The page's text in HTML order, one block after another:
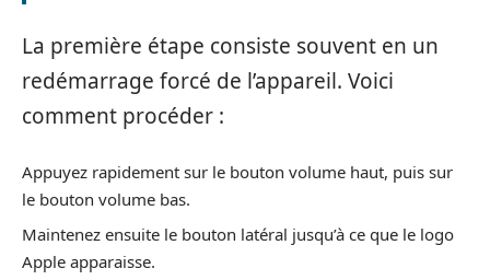
La première étape consiste souvent en un
redémarrage forcé de l’appareil. Voici
comment procéder :
Appuyez rapidement sur le bouton volume haut, puis sur
le bouton volume bas.
Maintenez ensuite le bouton latéral jusqu’à ce que le logo
Apple apparaisse.